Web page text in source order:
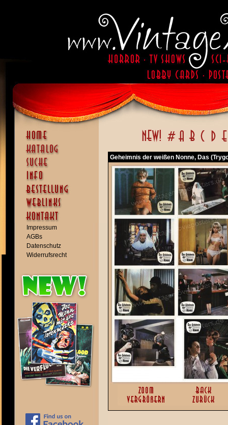
Impressum
AGBs
Datenschutz
Widerrufsrecht
Geheimnis der weißen Nonne, Das